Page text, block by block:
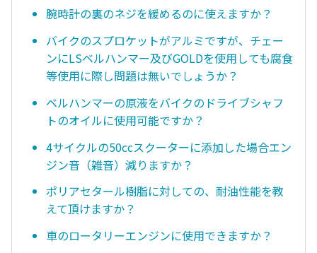
腕時計の裏のネジを緩めるのに使えますか？
バイクのスプロケットがアルミですが、チェー
ンにLSベルハンマー及びGOLDを使用しても腐食
等使用に際し問題は無いでしょうか？
ベルハンマーの原液をバイクのドライブシャフ
トのオイルに使用可能ですか？
4サイクルの50ccスクーターに添加した場合エン
ジン音（雑音）減りますか？
ポリアセタール樹脂に対しての、耐油性能を教
えて頂けますか？
車のロータリーエンジンに使用できますか？